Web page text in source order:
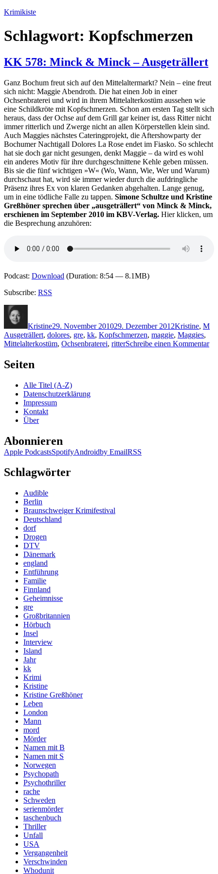
Zum
springen
Krimikiste
Schlagwort: Kopfschmerzen
KK 578: Minck & Minck – Ausgeträllert
Ganz Bochum freut sich auf den Mittelaltermarkt? Nein – eine freut
sich nicht: Maggie Abendroth. Die hat einen Job in einer
Ochsenbraterei und wird in ihrem Mittelalterkostüm aussehen wie
eine Schildkröte mit Kopfschmerzen. Schon am ersten Tag stellt sich
heraus, dass der Ochse auf dem Grill gar keiner ist, dass Ritter nicht
immer ritterlich und Zwerge nicht an allen Körperstellen klein sind.
Auch Maggies nächstes Cateringprojekt, die Aftershowparty der
Bochumer Nachtigall Dolores La Rose endet im Fiasko. So schlecht
hat sie doch gar nicht gesungen, denkt Maggie – da wird es wohl
ein anderes Motiv für ihre durchgeschnittene Kehle geben müssen.
Bis sie die fünf wichtigen »W« (Wo, Wann, Wie, Wer und Warum)
durchschaut hat, wird sie immer wieder durch die aufdringliche
Präsenz ihres Ex von klaren Gedanken abgehalten. Lange genug,
um in eine tödliche Falle zu tappen. Simone Schultze und Kristine
Greßhöner sprechen über „ausgeträllert“ von Minck & Minck,
erschienen im September 2010 im KBV-Verlag. Hier klicken, um
die Besprechung anzuhören:
Podcast: Download (Duration: 8:54 — 8.1MB)
Subscribe: RSS
Kristine29. November 201029. Dezember 2012Kristine, M
Ausgeträllert, dolores, gre, kk, Kopfschmerzen, maggie, Maggies,
Mittelalterkostüm, Ochsenbraterei, ritterSchreibe einen Kommentarzu
Seiten
Alle Titel (A-Z)
Datenschutzerklärung
Impressum
Kontakt
Über
Abonnieren
Apple PodcastsSpotifyAndroidby EmailRSS
Schlagwörter
Audible
Berlin
Braunschweiger Krimifestival
Deutschland
dorf
Drogen
DTV
Dänemark
england
Entführung
Familie
Finnland
Geheimnisse
gre
Großbritannien
Hörbuch
Insel
Interview
Island
Jahr
kk
Krimi
Kristine
Kristine Greßhöner
Leben
London
Mann
mord
Mörder
Namen mit B
Namen mit S
Norwegen
Psychopath
Psychothriller
rache
Schweden
serienmörder
taschenbuch
Thriller
Unfall
USA
Vergangenheit
Verschwinden
Whodunit